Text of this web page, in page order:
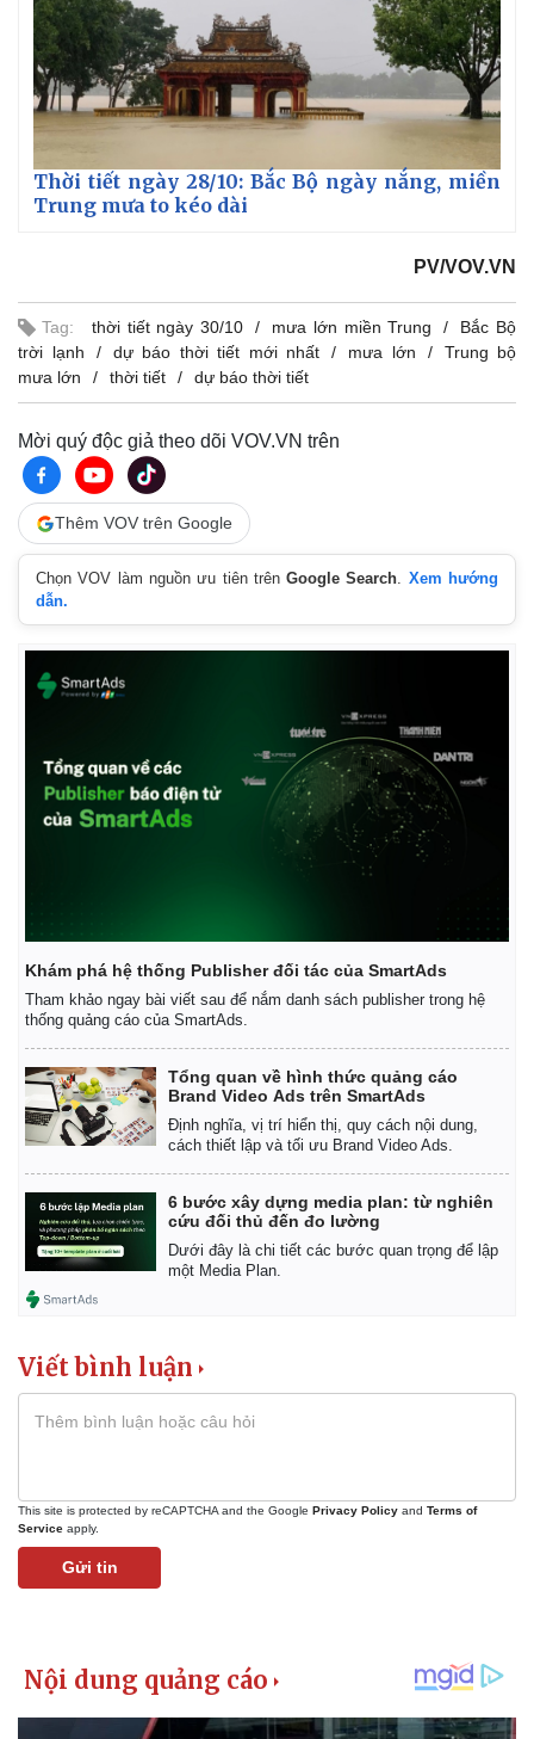
Pháp luật
Vụ án
Tin nóng
Tư vấn luật
Quân sự - Quốc phòng
Vũ khí
Việt Nam
Phân tích
Thời tiết ngày 28/10: Bắc Bộ ngày nắng, miền
Trung mưa to kéo dài
PV/VOV.VN
Tag: thời tiết ngày 30/10 mưa lớn miền Trung
Bắc Bộ
trời lạnh
dự báo thời tiết mới nhất mưa lớn
Trung bộ
mưa lớn
thời tiết dự báo thời tiết
Mời quý độc giả theo dõi VOV.VN trên
Thêm VOV trên Google
Chọn VOV làm nguồn ưu tiên trênGoogle Search. Xem hướng
dẫn.
Khám phá hệ thống Publisher đối tác của SmartAds
Tham khảo ngay bài viết sau để nắm danh sách publisher trong hệ
thống quảng cáo của SmartAds.
Tổng quan về hình thức quảng cáo
Brand Video Ads trên SmartAds
Định nghĩa, vị trí hiển thị, quy cách nội dung,
cách thiết lập và tối ưu Brand Video Ads.
6 bước xây dựng media plan: từ nghiên
cứu đối thủ đến đo lường
Dưới đây là chi tiết các bước quan trọng để lập
một Media Plan.
Viết bình luận
This site is protected by reCAPTCHA and the Google Privacy Policy and Terms of
Service apply.
Gửi tin